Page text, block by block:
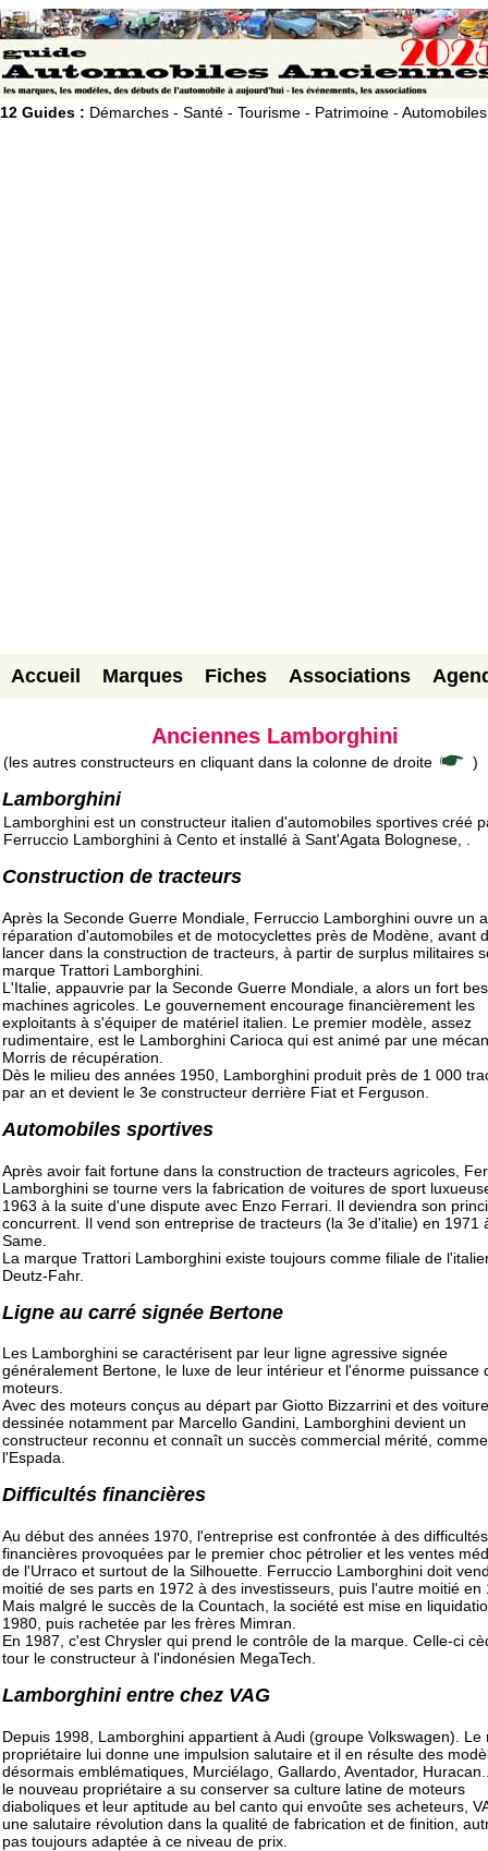
12 Guides : Démarches - Santé - Tourisme - Patrimoine - Automobiles
Accueil Marques Fiches Associations
Anciennes Lamborghini
(les autres constructeurs en cliquant dans la colonne de droite )
Lamborghini
Lamborghini est un constructeur italien d'automobiles sportives créé
Ferruccio Lamborghini à Cento et installé à Sant'Agata Bolognese, .
Construction de tracteurs
Après la Seconde Guerre Mondiale, Ferruccio Lamborghini ouvre un
réparation d'automobiles et de motocyclettes près de Modène, avant
lancer dans la construction de tracteurs, à partir de surplus militaires
marque Trattori Lamborghini.
L'Italie, appauvrie par la Seconde Guerre Mondiale, a alors un fort
machines agricoles. Le gouvernement encourage financièrement les
exploitants à s'équiper de matériel italien. Le premier modèle, assez
rudimentaire, est le Lamborghini Carioca qui est animé par une
Morris de récupération.
Dès le milieu des années 1950, Lamborghini produit près de 1 000
par an et devient le 3e constructeur derrière Fiat et Ferguson.
Automobiles sportives
Après avoir fait fortune dans la construction de tracteurs agricoles,
Lamborghini se tourne vers la fabrication de voitures de sport
1963 à la suite d'une dispute avec Enzo Ferrari. Il deviendra son
concurrent. Il vend son entreprise de tracteurs (la 3e d'italie) en 1971
Same.
La marque Trattori Lamborghini existe toujours comme filiale de
Deutz-Fahr.
Ligne au carré signée Bertone
Les Lamborghini se caractérisent par leur ligne agressive signée
généralement Bertone, le luxe de leur intérieur et l'énorme puissance
moteurs.
Avec des moteurs conçus au départ par Giotto Bizzarrini et des
dessinée notamment par Marcello Gandini, Lamborghini devient un
constructeur reconnu et connaît un succès commercial mérité,
l'Espada.
Difficultés financières
Au début des années 1970, l'entreprise est confrontée à des difficultés
financières provoquées par le premier choc pétrolier et les ventes
de l'Urraco et surtout de la Silhouette. Ferruccio Lamborghini doit
moitié de ses parts en 1972 à des investisseurs, puis l'autre moitié en
Mais malgré le succès de la Countach, la société est mise en
1980, puis rachetée par les frères Mimran.
En 1987, c'est Chrysler qui prend le contrôle de la marque. Celle-ci
tour le constructeur à l'indonésien MegaTech.
Lamborghini entre chez VAG
Depuis 1998, Lamborghini appartient à Audi (groupe Volkswagen). Le
propriétaire lui donne une impulsion salutaire et il en résulte des
désormais emblématiques, Murciélago, Gallardo, Aventador,
le nouveau propriétaire a su conserver sa culture latine de moteurs
diaboliques et leur aptitude au bel canto qui envoûte ses acheteurs,
une salutaire révolution dans la qualité de fabrication et de finition,
pas toujours adaptée à ce niveau de prix.